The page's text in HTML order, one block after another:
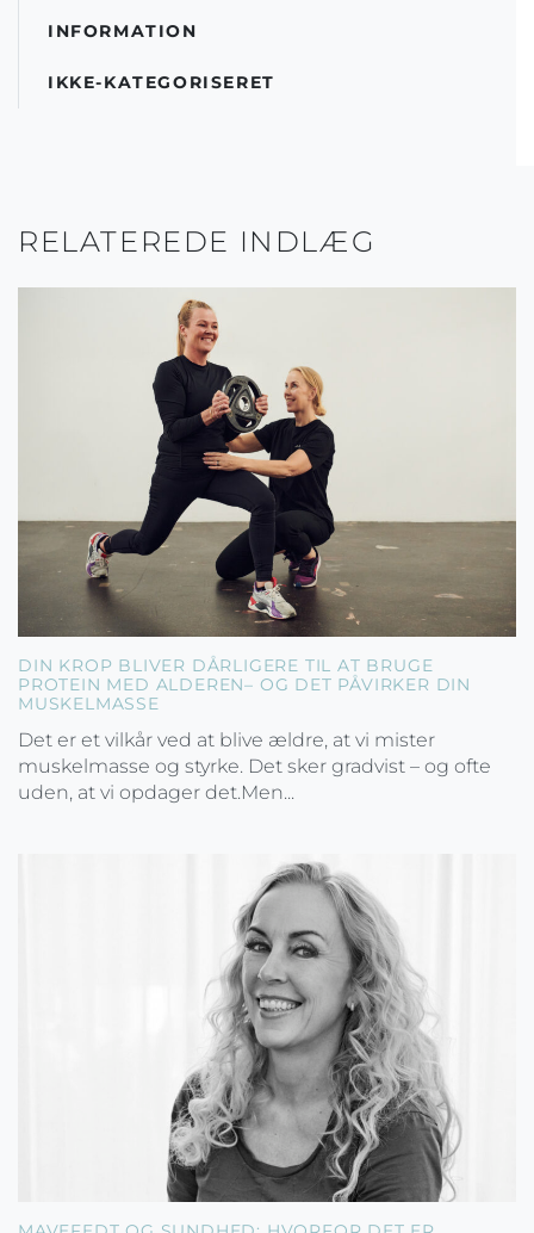
INFORMATION
IKKE-KATEGORISERET
RELATEREDE INDLÆG
DIN KROP BLIVER DÅRLIGERE TIL AT BRUGE
PROTEIN MED ALDEREN– OG DET PÅVIRKER DIN
MUSKELMASSE
Det er et vilkår ved at blive ældre, at vi mister
muskelmasse og styrke. Det sker gradvist – og ofte
uden, at vi opdager det.Men...